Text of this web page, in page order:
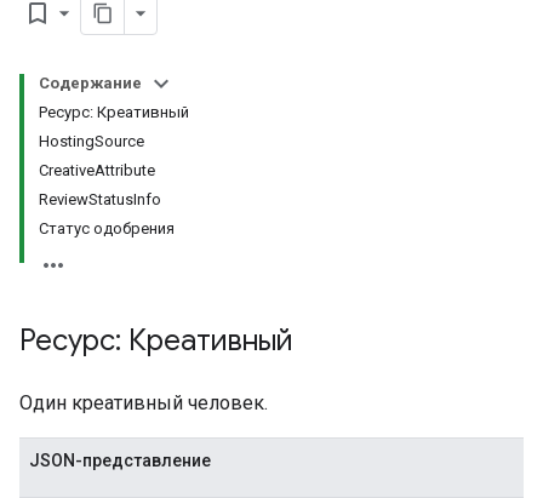
bookmark_border
Содержание
Ресурс: Креативный
HostingSource
CreativeAttribute
ReviewStatusInfo
Статус одобрения
Ресурс: Креативный
Один креативный человек.
JSON-представление